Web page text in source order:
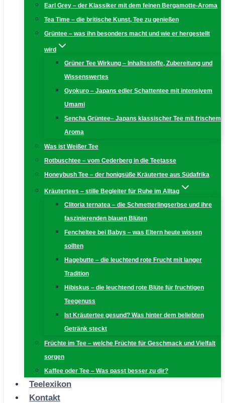
Earl Grey – der Klassiker mit dem feinen Bergamotte-Aroma
Tea Time – die britische Kunst, Tee zu genießen
Grüntee – was ihn besonders macht und wie er hergestellt
wird
Grüner Tee Wirkung – Inhaltsstoffe, Zubereitung und
Wissenswertes
Gyokuro – Japans edler Schattentee mit intensivem
Umami
Sencha Grüntee– Japans klassischer Tee mit frischem
Aroma
Was ist Weißer Tee
Rotbuschtee – vom Cederberg in die Teetasse
Honeybush Tee – der honigsüße Kräutertee aus Südafrika
Kräutertees – stille Begleiter für Ruhe im Alltag
Clitoria ternatea – die Schmetterlingserbse und ihre
faszinierenden blauen Blüten
Fencheltee bei Babys – was Eltern heute wissen
sollten
Hagebutte – die leuchtend rote Frucht mit langer
Tradition
Hibiskus – die leuchtend rote Blüte für fruchtigen
Teegenuss
Ist Kräutertee gesund? Was hinter dem beliebten
Getränk steckt
Früchte im Tee – welche Früchte für Geschmack und Vielfalt
sorgen
Kaffee oder Tee – Was passt besser zu dir?
Teelexikon
Kontakt